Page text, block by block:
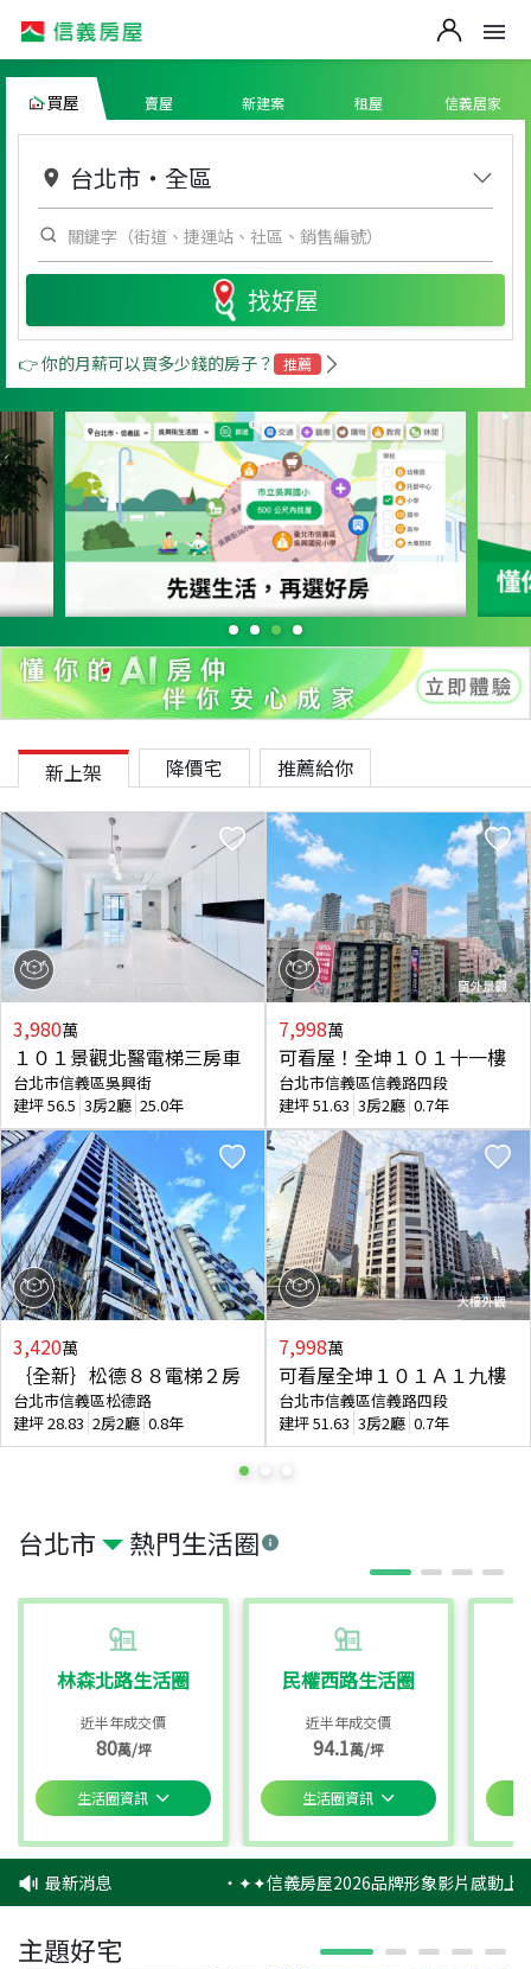
買屋 賣屋 新建案 租屋 信義居家
台北市 ・ 全區
找好屋
👉 你的月薪可以買多少錢的房子？ 推薦
台北市 熱門生活圈
林森北路生活圈
近半年成交價
80萬/坪
生活圈資訊
民權西路生活圈
近半年成交價
94.1萬/坪
生活圈資訊
新上架 降價宅 推薦給你
3,980萬
１０１景觀北醫電梯三房車
台北市信義區吳興街
建坪56.5 3房2廳 25.0年
3,420萬
｛全新｝松德８８電梯２房
台北市信義區松德路
建坪28.83 2房2廳 0.8年
7,998萬
可看屋！全坤１０１十一樓
台北市信義區信義路四段
建坪51.63 3房2廳 0.7年
7,998萬
可看屋全坤１０１Ａ１九樓
台北市信義區信義路四段
建坪51.63 3房2廳 0.7年
最新消息 ‧✦✦信義房屋2026品牌形象影片感動上
主題好宅